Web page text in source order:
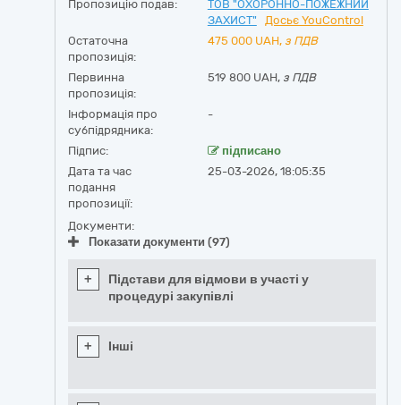
Пропозицію подав:
ТОВ "ОХОРОННО-ПОЖЕЖНИЙ
ЗАХИСТ"
Досьє YouControl
Остаточна
пропозиція:
475 000 UAH, з ПДВ
Первинна
пропозиція:
519 800 UAH, з ПДВ
Інформація про
субпідрядника:
-
Підпис:
підписано
Дата та час
подання
пропозиції:
25-03-2026, 18:05:35
Документи:
Показати документи (97)
+
Підстави для відмови в участі у
процедурі закупівлі
+ Інші